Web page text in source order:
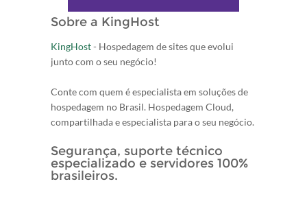
Sobre a KingHost
KingHost- Hospedagem de sites que evolui
junto com o seu negócio!
Conte com quem é especialista em soluções de
hospedagem no Brasil. Hospedagem Cloud,
compartilhada e especialista para o seu negócio.
Segurança, suporte técnico
especializado e servidores 100%
brasileiros.